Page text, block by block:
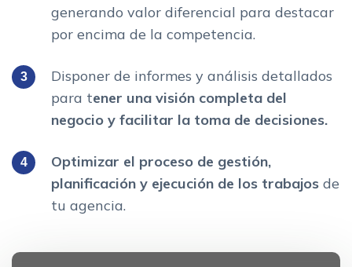
generando valor diferencial para destacar
por encima de la competencia.
Disponer de informes y análisis detallados
para tener una visión completa del
negocio y facilitar la toma de decisiones.
Optimizar el proceso de gestión,
planificación y ejecución de los trabajos de
tu agencia.